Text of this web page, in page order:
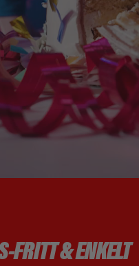
FRITT & ENKELT